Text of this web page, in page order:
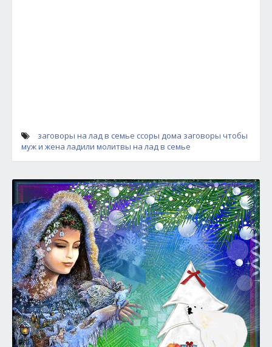
заговоры на лад в семье ссоры дома заговоры чтобы
муж и жена ладили молитвы на лад в семье